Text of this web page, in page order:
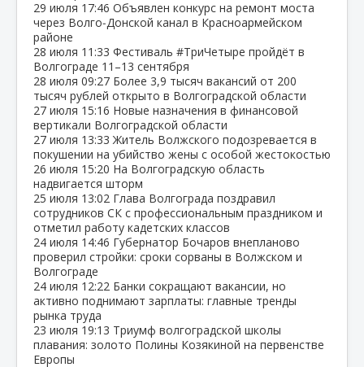
29 июля 17:46 Объявлен конкурс на ремонт моста
через Волго‑Донской канал в Красноармейском
районе
28 июля 11:33 Фестиваль #ТриЧетыре пройдёт в
Волгограде 11–13 сентября
28 июля 09:27 Более 3,9 тысяч вакансий от 200
тысяч рублей открыто в Волгоградской области
27 июля 15:16 Новые назначения в финансовой
вертикали Волгоградской области
27 июля 13:33 Житель Волжского подозревается в
покушении на убийство жены с особой жестокостью
26 июля 15:20 На Волгоградскую область
надвигается шторм
25 июля 13:02 Глава Волгограда поздравил
сотрудников СК с профессиональным праздником и
отметил работу кадетских классов
24 июля 14:46 Губернатор Бочаров внепланово
проверил стройки: сроки сорваны в Волжском и
Волгограде
24 июля 12:22 Банки сокращают вакансии, но
активно поднимают зарплаты: главные тренды
рынка труда
23 июля 19:13 Триумф волгоградской школы
плавания: золото Полины Козякиной на первенстве
Европы